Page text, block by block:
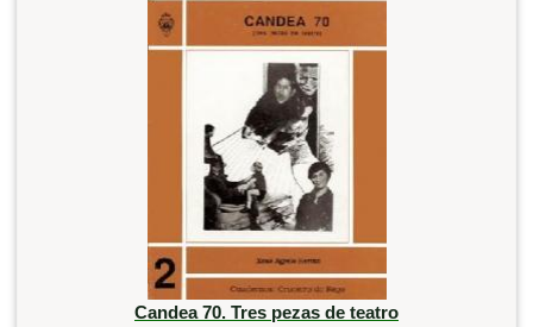
Candea 70. Tres pezas de teatro